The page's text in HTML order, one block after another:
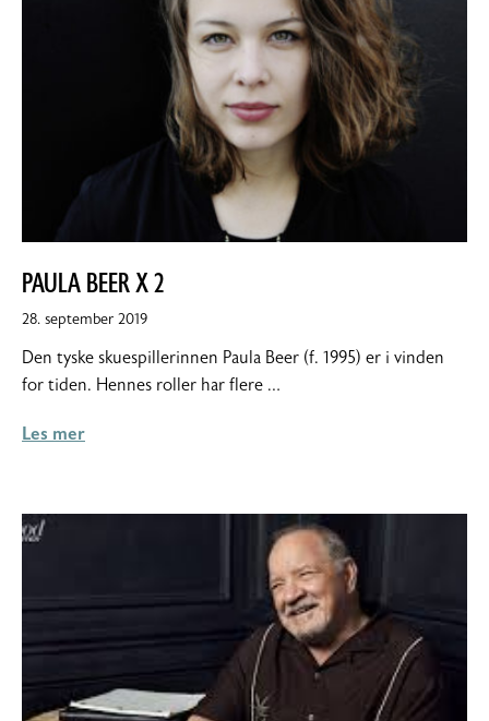
PAULA BEER X 2
28. september 201922.
2019
Den tyske skuespillerinnen Paula Beer (f. 1995) er i vinden
for tiden. Hennes roller har flere …
Les mer